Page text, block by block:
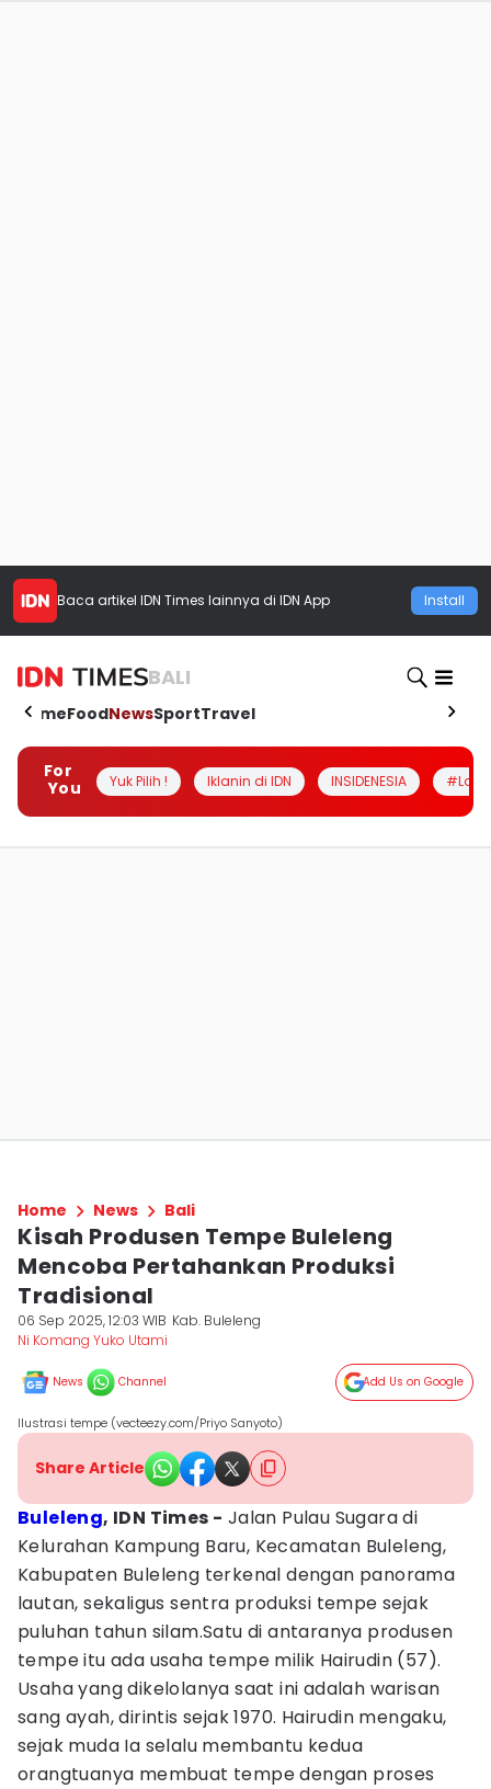
Baca artikel IDN Times lainnya di IDN App Install
BALI
HomeFoodNewsSportTravel
For
You
Yuk Pilih ! Iklanin di IDN INSIDENESIA
Home News Bali
Kisah Produsen Tempe Buleleng
Mencoba Pertahankan Produksi
Tradisional
06 Sep 2025, 12:03 WIB Kab. Buleleng
Ni Komang Yuko Utami
News Channel Add Us on Google
Ilustrasi tempe (vecteezy.com/Priyo Sanyoto)
Share Article
Buleleng, IDN Times - Jalan Pulau Sugara di
Kelurahan Kampung Baru, Kecamatan Buleleng,
Kabupaten Buleleng terkenal dengan panorama
lautan, sekaligus sentra produksi tempe sejak
puluhan tahun silam.Satu di antaranya produsen
tempe itu ada usaha tempe milik Hairudin (57).
Usaha yang dikelolanya saat ini adalah warisan
sang ayah, dirintis sejak 1970. Hairudin mengaku,
sejak muda Ia selalu membantu kedua
orangtuanya membuat tempe dengan proses